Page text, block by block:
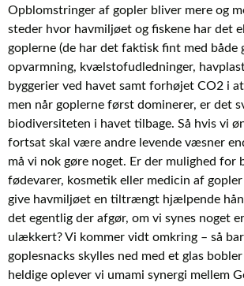
Opblomstringer af gopler bliver mere og
steder hvor havmiljøet og fiskene har det
goplerne (de har det faktisk fint med både
opvarmning, kvælstofudledninger,
byggerier ved havet samt forhøjet CO2 i
men når goplerne først dominerer, er det
biodiversiteten i havet tilbage. Så hvis vi
fortsat skal være andre levende væsner
må vi nok gøre noget. Er der mulighed for
fødevarer, kosmetik eller medicin af gopler
give havmiljøet en tiltrængt hjælpende
det egentlig der afgør, om vi synes noget
ulækkert? Vi kommer vidt omkring – så
goplesnacks skylles ned med et glas
heldige oplever vi umami synergi mellem